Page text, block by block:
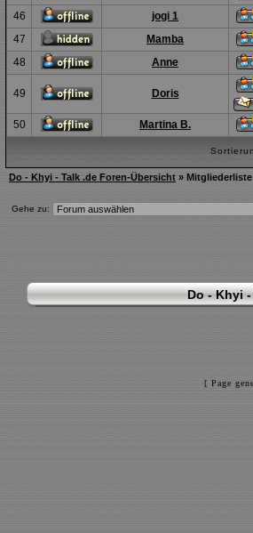
46
jogi 1
47
Mamba
48
Anne
49 Doris
50 Martina B.
Do - Khyi - Talk .de Foren-Übersicht » Mitgliederliste
Gehe zu:
Do - Khyi
[ Page